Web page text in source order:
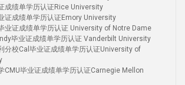
成绩单学历认证Rice University
证成绩单学历认证Emory University
业证成绩单学历认证 University of Notre Dame
毕业证成绩单学历认证 Vanderbilt University
分校Cal毕业证成绩单学历认证University of
CMU毕业证成绩单学历认证Carnegie Mellon